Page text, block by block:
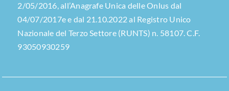
2/05/2016, all’Anagrafe Unica delle Onlus dal
04/07/2017e e dal 21.10.2022 al Registro Unico
Nazionale del Terzo Settore (RUNTS) n. 58107. C.F.
93050930259